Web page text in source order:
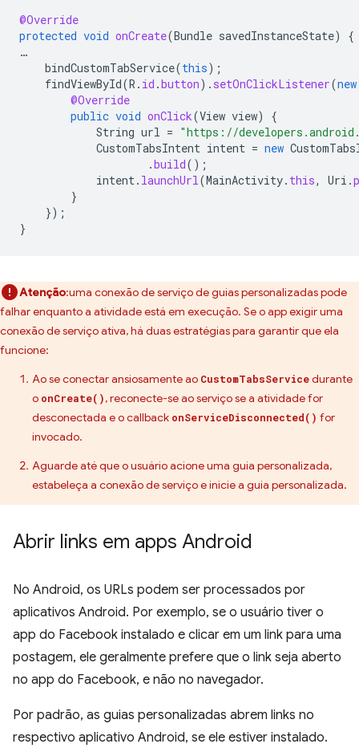
@Override
protected void onCreate(Bundle savedInstanceState)
{
…
bindCustomTabService(this);
findViewById(R . id .button). setOnClickListener(new
@Override
public void onClick(View view)
{
String url = "https://
CustomTabsIntent intent = new
.build();
intent. launchUrl(MainActivity. this, Uri .
}
});
}
Atenção:uma conexão de serviço de guias personalizadas pode
falhar enquanto a atividade está em execução. Se o app exigir uma
conexão de serviço ativa, há duas estratégias para garantir que ela
funcione:
Ao se conectar ansiosamente ao CustomTabsServicedurante
o onCreate(), reconecte-se ao serviço se a atividade for
desconectada e o callback onServiceDisconnected() for
invocado.
Aguarde até que o usuário acione uma guia personalizada,
estabeleça a conexão de serviço e inicie a guia personalizada.
Abrir links em apps Android
No Android, os URLs podem ser processados por
aplicativos Android. Por exemplo, se o usuário tiver o
app do Facebook instalado e clicar em um link para uma
postagem, ele geralmente prefere que o link seja aberto
no app do Facebook, e não no navegador.
Por padrão, as guias personalizadas abrem links no
respectivo aplicativo Android, se ele estiver instalado.